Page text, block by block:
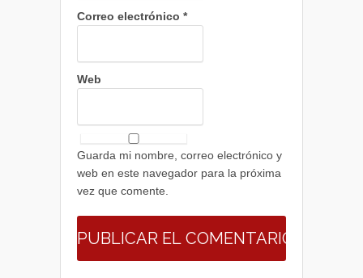
Correo electrónico *
Web
Guarda mi nombre, correo electrónico y
web en este navegador para la próxima
vez que comente.